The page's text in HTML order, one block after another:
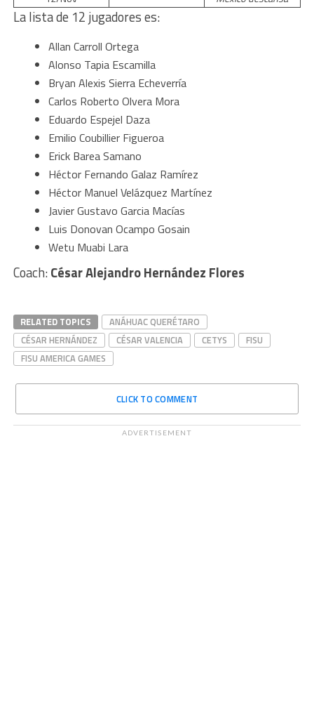
La lista de 12 jugadores es:
Allan Carroll Ortega
Alonso Tapia Escamilla
Bryan Alexis Sierra Echeverría
Carlos Roberto Olvera Mora
Eduardo Espejel Daza
Emilio Coubillier Figueroa
Erick Barea Samano
Héctor Fernando Galaz Ramírez
Héctor Manuel Velázquez Martínez
Javier Gustavo Garcia Macías
Luis Donovan Ocampo Gosain
Wetu Muabi Lara
Coach:César Alejandro Hernández Flores
RELATED TOPICS
ANÁHUAC QUERÉTARO
CÉSAR HERNÁNDEZ
CÉSAR VALENCIA CETYS
FISU
FISU AMERICA GAMES
CLICK TO COMMENT
ADVERTISEMENT